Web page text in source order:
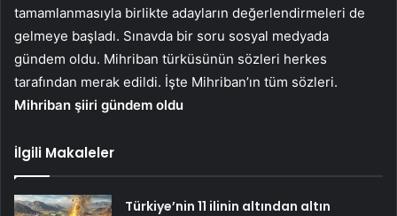
tamamlanmasıyla birlikte adayların değerlendirmeleri de
gelmeye başladı. Sınavda bir soru sosyal medyada
gündem oldu. Mihriban türküsünün sözleri herkes
tarafından merak edildi. İşte Mihriban’ın tüm sözleri.
Mihriban şiiri gündem oldu
İlgili Makaleler
Türkiye’nin 11 ilinin altından altın